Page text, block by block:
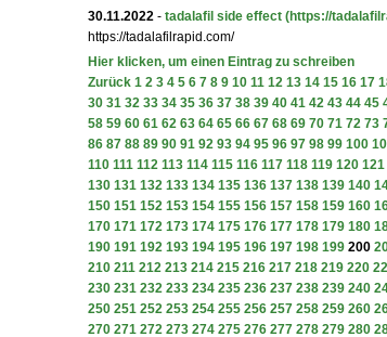
30.11.2022 - tadalafil side effect (https://
https://tadalafilrapid.com/
Hier klicken, um einen Eintrag zu schreiben
Zurück 1 2 3 4 5 6 7 8 9 10 11 12 13 14 15 16 17
30 31 32 33 34 35 36 37 38 39 40 41 42 43 44 45
58 59 60 61 62 63 64 65 66 67 68 69 70 71 72 73
86 87 88 89 90 91 92 93 94 95 96 97 98 99 100
110 111 112 113 114 115 116 117 118 119 120 121
130 131 132 133 134 135 136 137 138 139 140
150 151 152 153 154 155 156 157 158 159 160
170 171 172 173 174 175 176 177 178 179 180
190 191 192 193 194 195 196 197 198 199 200
210 211 212 213 214 215 216 217 218 219 220
230 231 232 233 234 235 236 237 238 239 240
250 251 252 253 254 255 256 257 258 259 260
270 271 272 273 274 275 276 277 278 279 280